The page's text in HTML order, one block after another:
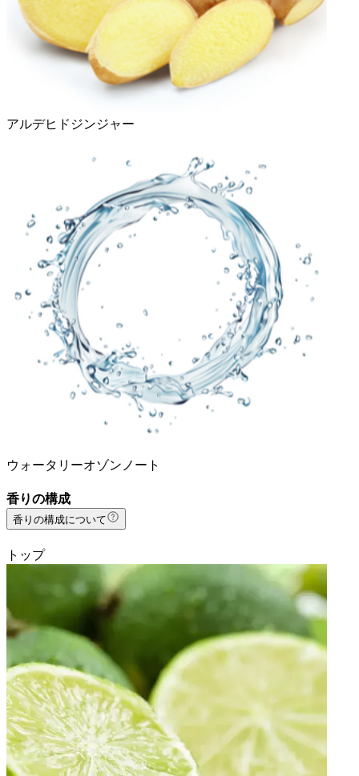
アルデヒドジンジャー
ウォータリーオゾンノート
香りの構成
香りの構成について
トップ